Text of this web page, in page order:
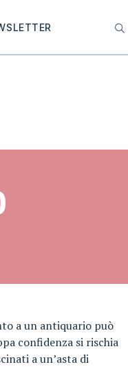
a un antiquario può
confidenza si rischia
a un’asta di